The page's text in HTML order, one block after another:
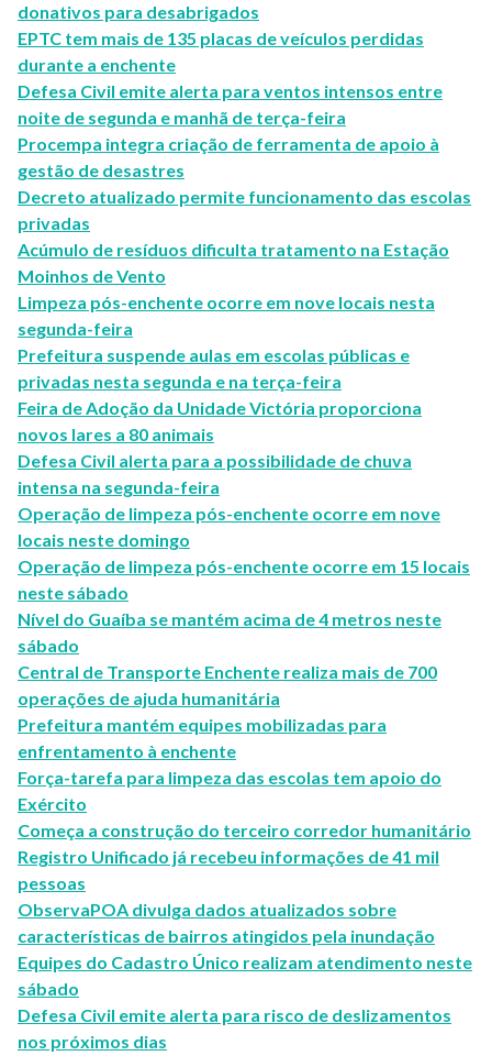
donativos para desabrigados
EPTC tem mais de 135 placas de veículos perdidas
durante a enchente
Defesa Civil emite alerta para ventos intensos entre
noite de segunda e manhã de terça-feira
Procempa integra criação de ferramenta de apoio à
gestão de desastres
Decreto atualizado permite funcionamento das escolas
privadas
Acúmulo de resíduos dificulta tratamento na Estação
Moinhos de Vento
Limpeza pós-enchente ocorre em nove locais nesta
segunda-feira
Prefeitura suspende aulas em escolas públicas e
privadas nesta segunda e na terça-feira
Feira de Adoção da Unidade Victória proporciona
novos lares a 80 animais
Defesa Civil alerta para a possibilidade de chuva
intensa na segunda-feira
Operação de limpeza pós-enchente ocorre em nove
locais neste domingo
Operação de limpeza pós-enchente ocorre em 15 locais
neste sábado
Nível do Guaíba se mantém acima de 4 metros neste
sábado
Central de Transporte Enchente realiza mais de 700
operações de ajuda humanitária
Prefeitura mantém equipes mobilizadas para
enfrentamento à enchente
Força-tarefa para limpeza das escolas tem apoio do
Exército
Começa a construção do terceiro corredor humanitário
Registro Unificado já recebeu informações de 41 mil
pessoas
ObservaPOA divulga dados atualizados sobre
características de bairros atingidos pela inundação
Equipes do Cadastro Único realizam atendimento neste
sábado
Defesa Civil emite alerta para risco de deslizamentos
nos próximos dias